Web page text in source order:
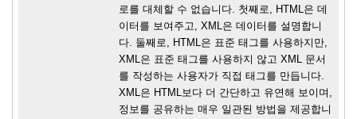
로를 대체할 수 없습니다. 첫째로, HTML은 데
이터를 보여주고, XML은 데이터를 설명합니
다. 둘째로, HTML은 표준 태그를 사용하지만,
XML은 표준 태그를 사용하지 않고 XML 문서
를 작성하는 사용자가 직접 태그를 만듭니다.
XML은 HTML보다 더 간단하고 유연해 보이며,
정보를 공유하는 매우 일관된 방법을 제공합니